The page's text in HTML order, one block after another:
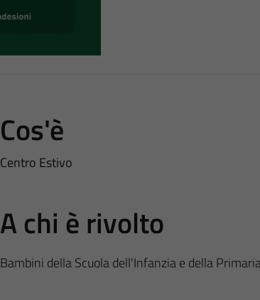
Cos'è
Centro Estivo
A chi è rivolto
Bambini della Scuola dell'Infanzia e della